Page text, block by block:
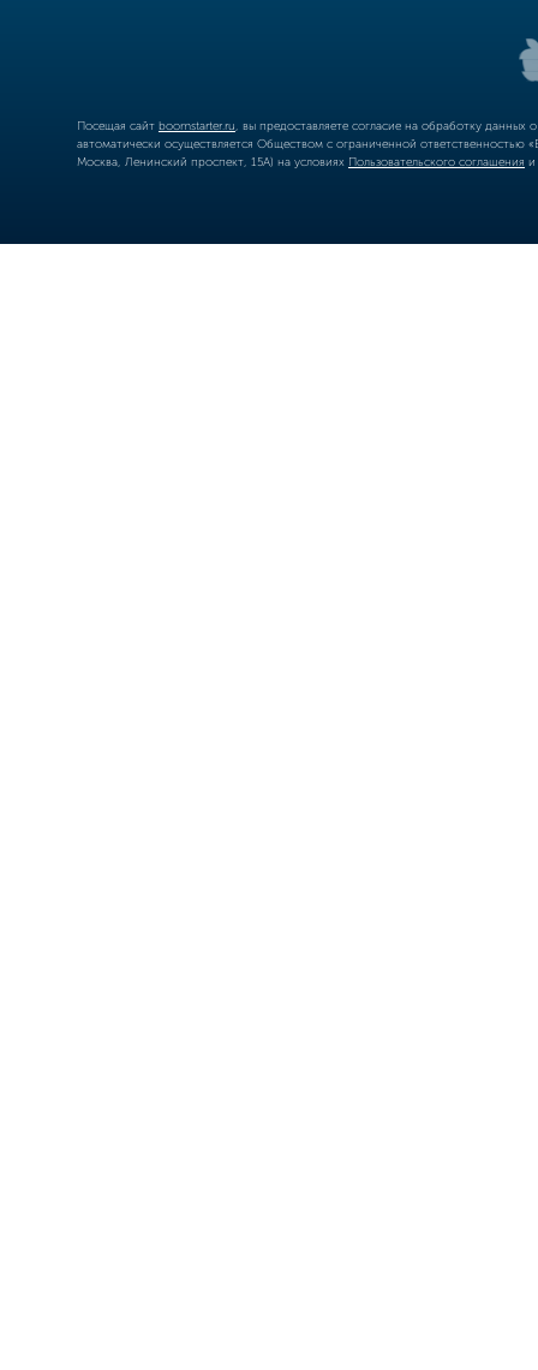
Посещая сайт boomstarter.ru , вы предоставляете согласие на обработку
автоматически осуществляется Обществом с ограниченной
Москва, Ленинский проспект, 15А) на условиях Пользовательского соглашения и